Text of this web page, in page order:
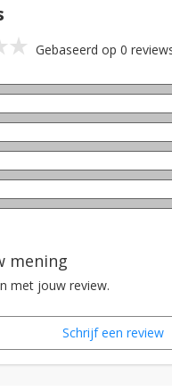
star_rate Gebaseerd op 0
mening
met jouw review.
Schrijf een review